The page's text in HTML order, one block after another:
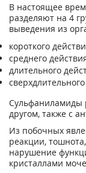
В настоящее
разделяют на 4
выведения из
короткого
среднего
длительного
Сульфаниламиды
другом, также с
Из побочных
реакции,
нарушение
кристаллами